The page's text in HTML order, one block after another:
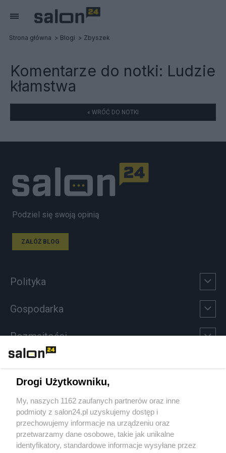
Strona główna Blogi Zbyszek
Komentarze do notki: Ludzie
kłamstwa
« WRÓĆ DO NOTKI
Podziel się swoją opinią
ZAŁÓŻ BLOG
Polityka
Gospodarka
Rozmaitości
Sport
Społeczeństwo
Kultura
Drogi Użytkowniku,
My, naszych 1162 zaufanych partnerów oraz inne
podmioty z salon24.pl uzyskujemy dostęp i
przechowujemy informacje na urządzeniu oraz
przetwarzamy dane osobowe, takie jak unikalne
identyfikatory, standardowe informacje wysyłane przez